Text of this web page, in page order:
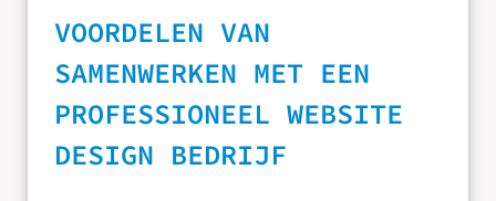
VOORDELEN VAN
SAMENWERKEN MET EEN
PROFESSIONEEL WEBSITE
DESIGN BEDRIJF